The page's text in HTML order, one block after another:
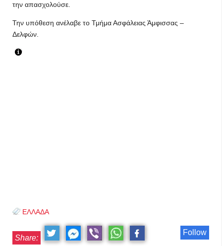
την απασχολούσε.
Την υπόθεση ανέλαβε το Τμήμα Ασφάλειας Άμφισσας –
Δελφών.
ΕΛΛΑΔΑ
Follow
Share: